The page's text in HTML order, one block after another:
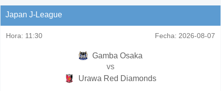
Japan J-League
Hora: 11:30 Fecha: 2026-08-07
Gamba Osaka
vs
Urawa Red Diamonds